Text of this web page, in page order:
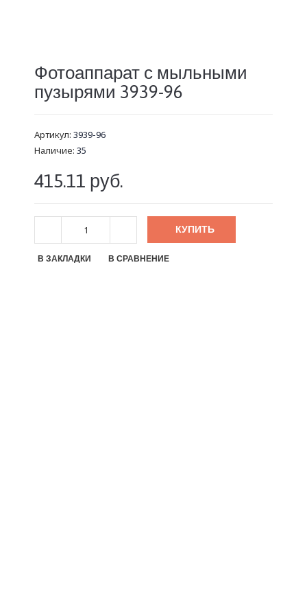
Фотоаппарат с мыльными
пузырями 3939-96
Артикул: 3939-96
Наличие: 35
415.11 руб.
КУПИТЬ
В ЗАКЛАДКИ В СРАВНЕНИЕ